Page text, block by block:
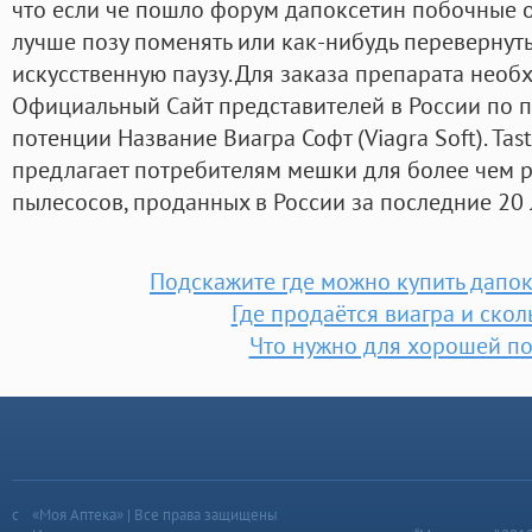
что если че пошло форум дапоксетин побочные
лучше позу поменять или как-нибудь
искусственную паузу. Для заказа препарата
Официальный Сайт представителей в России по
потенции Название Виагра Софт (Viagra Soft).
предлагает потребителям мешки для более чем
пылесосов, проданных в России за последние 20
Подскажите где можно купить
Где продаётся виагра и
Что нужно для хорошей
«Моя Аптека» | Все права защищены